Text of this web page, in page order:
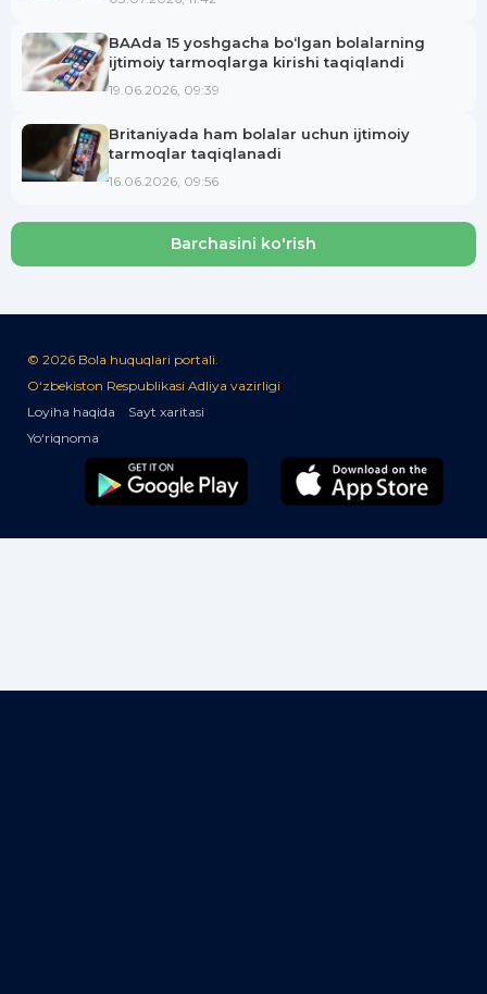
BAAda 15 yoshgacha bo‘lgan bolalarning
ijtimoiy tarmoqlarga kirishi taqiqlandi
19.06.2026, 09:39
Britaniyada ham bolalar uchun ijtimoiy
tarmoqlar taqiqlanadi
16.06.2026, 09:56
Barchasini ko'rish
© 2026 Bola huquqlari portali.
O‘zbekiston Respublikasi Adliya vazirligi
Loyiha haqida
Sayt xaritasi
Yo‘riqnoma